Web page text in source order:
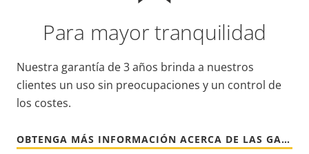
Para mayor tranquilidad
Nuestra garantía de 3 años brinda a nuestros
clientes un uso sin preocupaciones y un control de
los costes.
OBTENGA MÁS INFORMACIÓN ACERCA DE LAS GARANTÍAS DE AXIS